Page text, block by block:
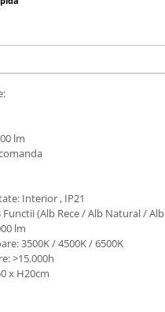
LIMBO
lm
Interior , IP21
(Alb Rece / Alb Natural /
lm
3500K / 4500K / 6500K
>15.000h
x H20cm